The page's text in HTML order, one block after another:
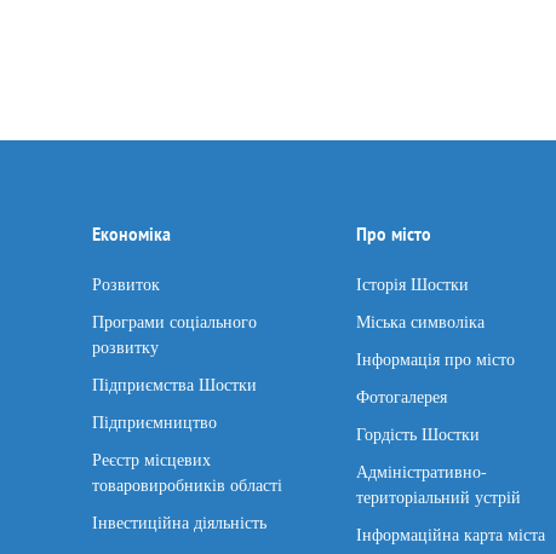
Економіка
Розвиток
Програми соціального
розвитку
Підприємства Шостки
Підприємництво
Реєстр місцевих
товаровиробників області
Інвестиційна діяльність
Про місто
Історія Шостки
Міська символіка
Інформація про місто
Фотогалерея
Гордість Шостки
Адміністративно-
територіальний устрій
Інформаційна карта міста